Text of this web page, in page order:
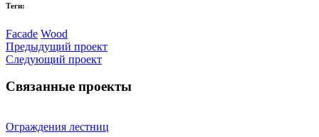
Теги:
Facade Wood
Предыдущий проект
Следующий проект
Связанные проекты
Ограждения лестниц